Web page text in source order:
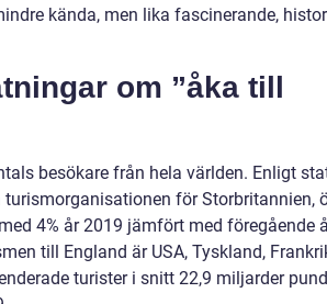
kända, men lika fascinerande,
om ”åka till
besökare från hela världen. Enligt
för Storbritannien,
4% år 2019 jämfört med föregående
till England är USA, Tyskland,
turister i snitt 22,9 miljarder